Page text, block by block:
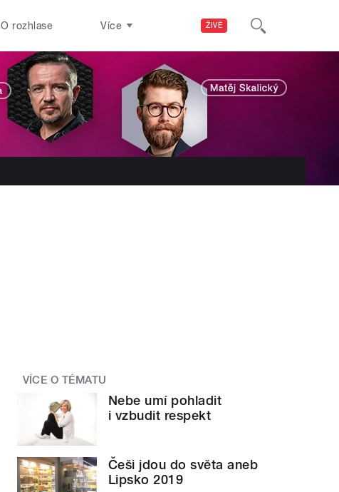
ŽIVĚ
O rozhlase Více
VÍCE O TÉMATU
Nebe umí pohladit
i vzbudit respekt
Češi jdou do světa aneb
Lipsko 2019